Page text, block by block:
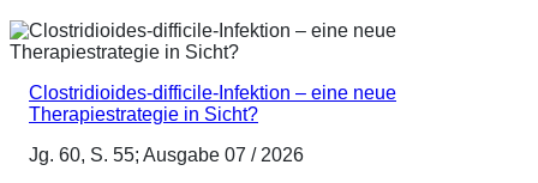
Clostridioides-difficile-Infektion – eine neue
Therapiestrategie in Sicht?
Jg. 60, S. 55; Ausgabe 07 / 2026